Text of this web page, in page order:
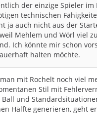
der einzige Spieler
technischen
ja auch nicht aus der
Mehlem und Wörl viel zu
Ich könnte mir schon
halten möchte.
mit Rochelt noch viel
Stil mit
und
Hälfte generieren, geht